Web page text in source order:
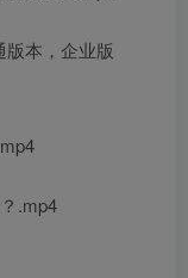
本，企业版
.mp4